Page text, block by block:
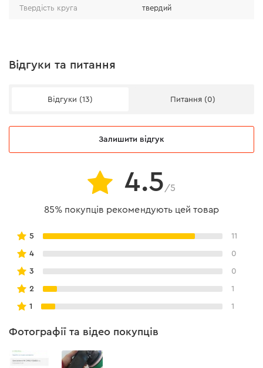
Диск виготовляється з високоякісного ПВХ, який не
Твердість круга твердий
Відгуки та питання
Відгуки (13) Питання (0)
Залишити відгук
4.5 /5
85% покупців рекомендують цей товар
5 11
4 0
3 0
2 1
1 1
Фотографії та відео покупців